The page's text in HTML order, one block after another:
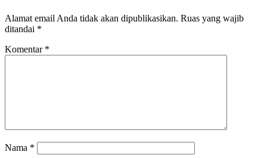
Alamat email Anda tidak akan dipublikasikan. Ruas yang wajib
ditandai *
Komentar *
Nama *